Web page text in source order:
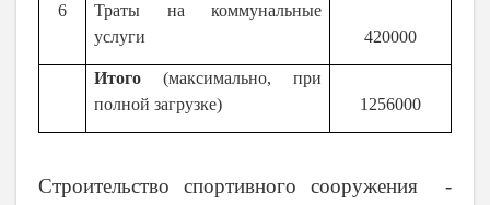
6
Траты на коммунальные
услуги
420000
Итого (максимально, при
полной загрузке)
1256000
Строительство спортивного сооружения -